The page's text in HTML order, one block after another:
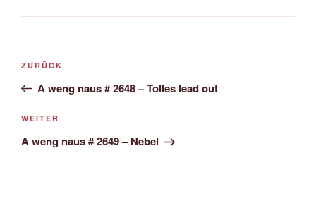
Beitrags-
Vorheriger
Beitrag
ZURÜCK
A weng naus # 2648 – Tolles lead out
Nächster
Beitrag
WEITER
A weng naus # 2649 – Nebel